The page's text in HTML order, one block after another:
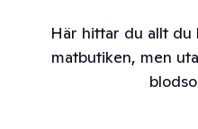
Här hittar du allt du
matbutiken, men